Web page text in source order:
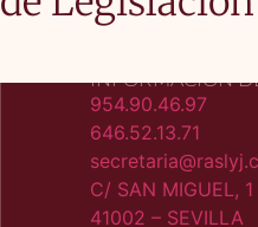
INFORMACIÓN
954.90.46.97
646.52.13.71
C/ SAN MIGUEL, 1
41002 – SEVILLA​